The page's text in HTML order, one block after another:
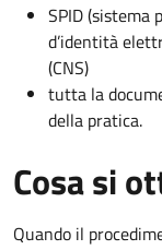
SPID (sistema
d’identità
(CNS)
tutta la
della pratica.
Cosa si
Quando il